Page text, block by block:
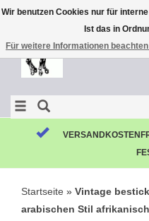
Startseite » Vintage
arabischen Stil
Wir benutzen Cookies nur für
Ist das in
Für weitere Informationen